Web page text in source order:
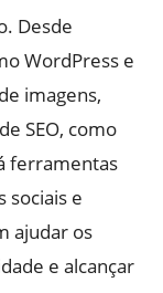
Desde
WordPress e
imagens,
SEO, como
ferramentas
sociais e
ajudar os
e alcançar